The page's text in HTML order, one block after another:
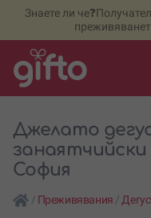
Знаете ли
Джелато
занаятчийски
София
/ Преживявания /